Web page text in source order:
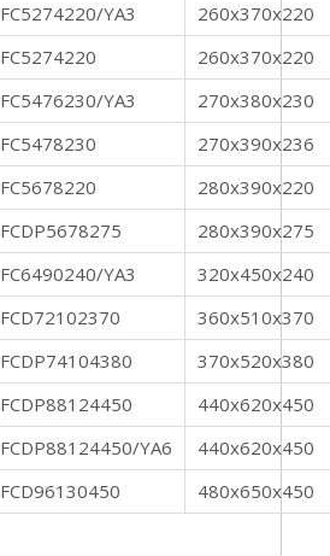
FC5274220/YA3
260x370x220
FC5274220
260x370x220
FC5476230/YA3
270x380x230
FC5478230
270x390x236
FC5678220
280x390x220
FCDP5678275
280x390x275
FC6490240/YA3
320x450x240
FCD72102370
360x510x370
FCDP74104380
370x520x380
FCDP88124450
440x620x450
FCDP88124450/YA6
440x620x450
FCD96130450
480x650x450